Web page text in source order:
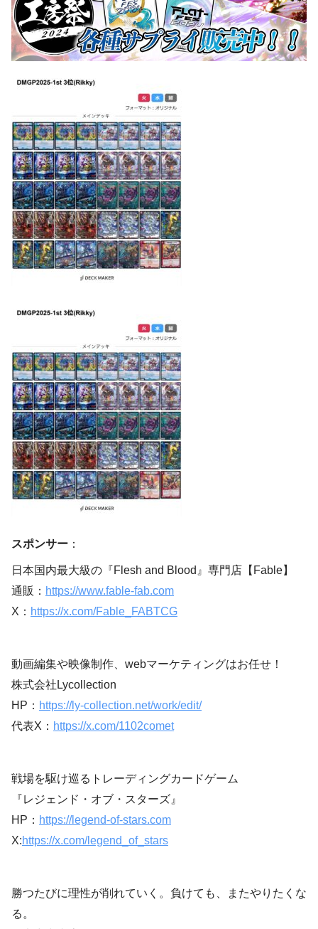
スポンサー ：
日本国内最大級の『Flesh and Blood』専門店【Fable】
通販： https://www.fable-fab.com
X： https://x.com/Fable_FABTCG
動画編集や映像制作、webマーケティングはお任せ！
株式会社Lycollection
HP： https://ly-collection.net/work/edit/
代表X： https://x.com/1102comet
戦場を駆け巡るトレーディングカードゲーム
『レジェンド・オブ・スターズ』
HP： https://legend-of-stars.com
X:https://x.com/legend_of_stars
勝つたびに理性が削れていく。負けても、またやりたくな
る。